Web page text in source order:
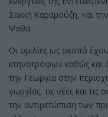
Σακκή Καραμούζη, και
Ψαθά.
Οι ομιλίες ως σκοπό
κτηνοτρόφων καθώς και
την Γεωργία στην
γωργίας, τις νέες και
την αντιμετώπιση των